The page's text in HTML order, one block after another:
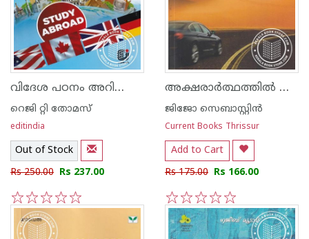
വിദേശ പഠനം അറിഞ്ഞിരിക്കേണ്ട സുപ്രധാന വിവരങ്ങള്‍
റെജി റ്റി തോമസ്
editindia
Out of Stock
Rs 250.00 Rs 237.00
5
4
3
2
1
അക്ഷരാർത്ഥത്തിൽ സംഭവിക്കുന്നത്
ജിജോ സെബാസ്റ്റിന്‍
Current Books Thrissur
Add to Cart
Rs 175.00 Rs 166.00
5
4
3
2
1